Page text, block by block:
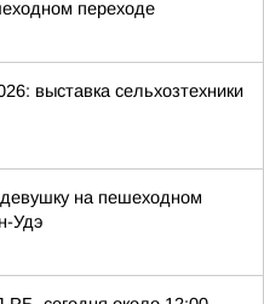
переходе
выставка сельхозтехники
на пешеходном
Удэ